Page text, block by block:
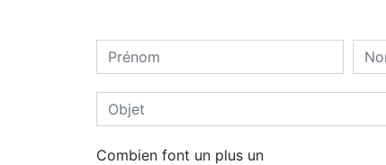
Combien font un plus un